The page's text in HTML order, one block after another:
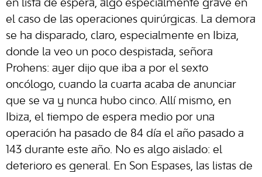
en lista de espera, algo especialmente grave en
el caso de las operaciones quirúrgicas. La demora
se ha disparado, claro, especialmente en Ibiza,
donde la veo un poco despistada, señora
Prohens: ayer dijo que iba a por el sexto
oncólogo, cuando la cuarta acaba de anunciar
que se va y nunca hubo cinco. Allí mismo, en
Ibiza, el tiempo de espera medio por una
operación ha pasado de 84 día el año pasado a
143 durante este año. No es algo aislado: el
deterioro es general. En Son Espases, las listas de